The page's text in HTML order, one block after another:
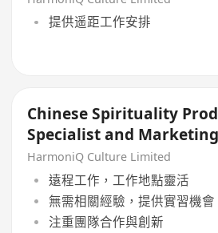
提供遥距工作安排
Chinese Spirituality
Specialist and
HarmoniQ Culture Limited
遠程工作，工作地點靈活
無需相關經驗，提供實習機會
注重團隊合作與創新